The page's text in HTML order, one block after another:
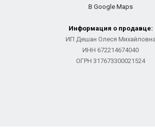
В Google Maps
Информация о продавце:
ИП Дешан Олеся Михайловна
ИНН 672214674040
ОГРН 317673300021524